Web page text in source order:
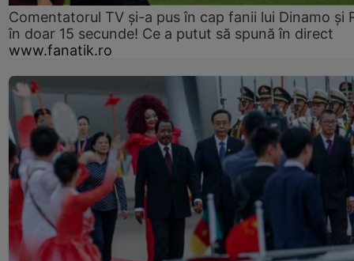
Comentatorul TV și-a pus în cap fanii lui Dinamo și
în doar 15 secunde! Ce a putut să spună în direct
www.fanatik.ro